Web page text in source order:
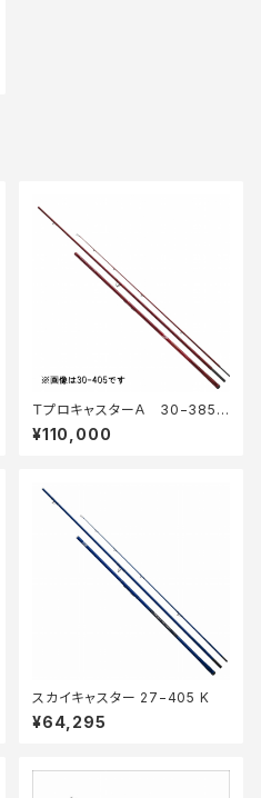
ＴプロキャスターＡ 30−385・
Ｅ
¥110,000
スカイキャスター 27−405 K
¥64,295